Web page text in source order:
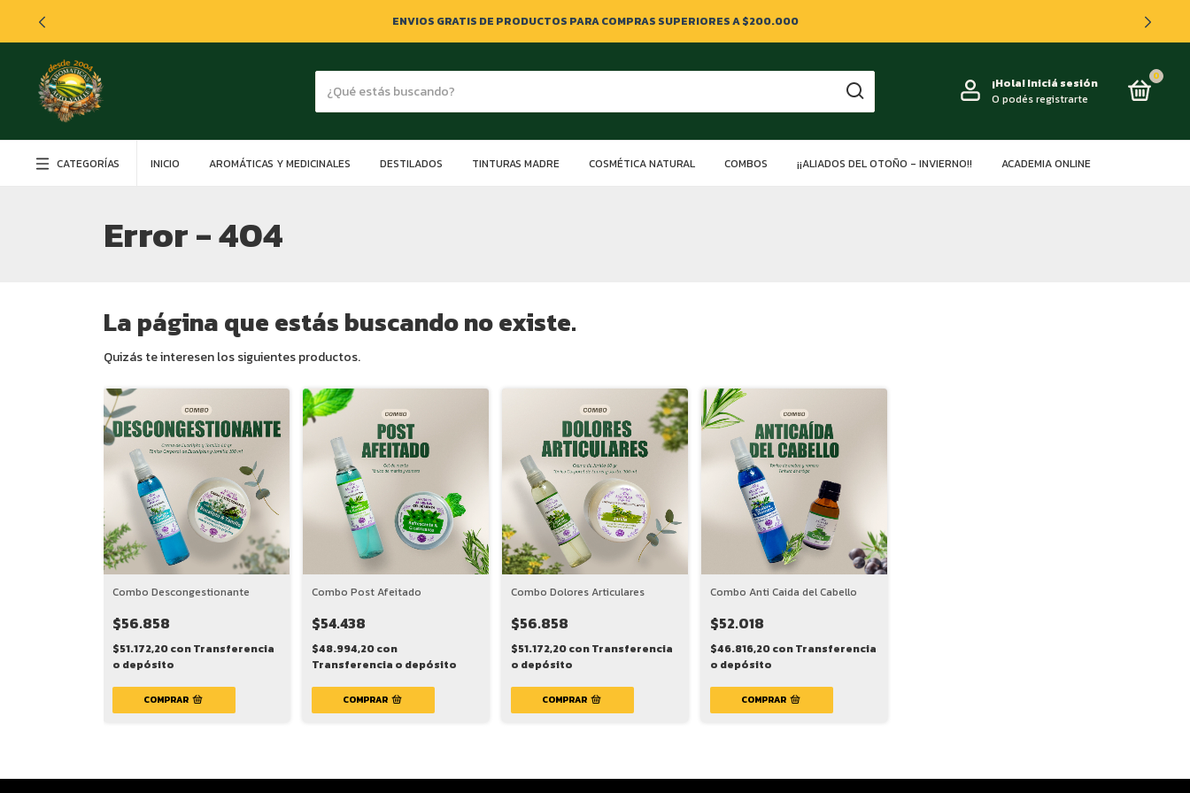
ENVIOS GRATIS DE PRODUCTOS PARA COMPRAS SUPERIORES A $200.000
¡Hola!Iniciá sesión
O podés registrarte
0
CATEGORÍAS INICIO AROMÁTICAS Y MEDICINALES DESTILADOS TINTURAS MADRE COSMÉTICA NATURAL COMBOS ¡¡ALIADOS DEL OTOÑO - INVIERNO!! ACADEMIA ONLINE
Error - 404
La página que estás buscando no existe.
Quizás te interesen los siguientes productos.
Combo Descongestionante
$56.858
$51.172,20conTransferencia
o depósito
Combo Post Afeitado
$54.438
$48.994,20con
Transferencia o depósito
Combo Dolores Articulares
$56.858
$51.172,20conTransferencia
o depósito
Combo Anti Caida del Cabello
$52.018
$46.816,20conTransferencia
o depósito